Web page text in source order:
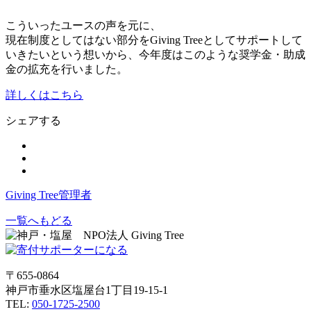
こういったユースの声を元に、
現在制度としてはない部分をGiving Treeとしてサポートして
いきたいという想いから、今年度はこのような奨学金・助成
金の拡充を行いました。
詳しくはこちら
シェアする
Giving Tree管理者
一覧へもどる
〒655-0864
神戸市垂水区塩屋台1丁目19-15-1
TEL: 050-1725-2500